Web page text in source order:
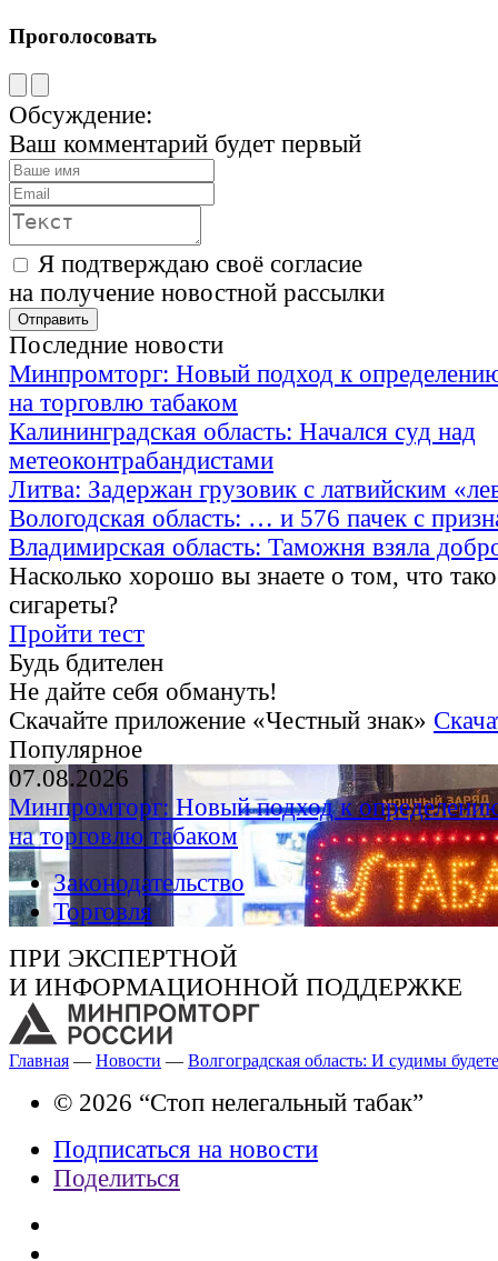
Проголосовать
Обсуждение:
Ваш комментарий будет первый
Я подтверждаю своё согласие
на получение новостной рассылки
Последние новости
Минпромторг: Новый подход к
на торговлю табаком
Калининградская область: Начался суд над
метеоконтрабандистами
Литва: Задержан грузовик с латвийским
Вологодская область: … и 576 пачек с
Владимирская область: Таможня взяла
Насколько хорошо вы знаете о том, что
сигареты?
Пройти тест
Будь бдителен
Не дайте себя обмануть!
Скачайте приложение «Честный знак»
Популярное
07.08.2026
Минпромторг: Новый подход к
на торговлю табаком
Законодательство
Торговля
ПРИ ЭКСПЕРТНОЙ
И ИНФОРМАЦИОННОЙ ПОДДЕРЖКЕ
Главная — Новости — Волгоградская область: И судимы будете
© 2026 “Стоп нелегальный табак”
Подписаться на новости
Поделиться